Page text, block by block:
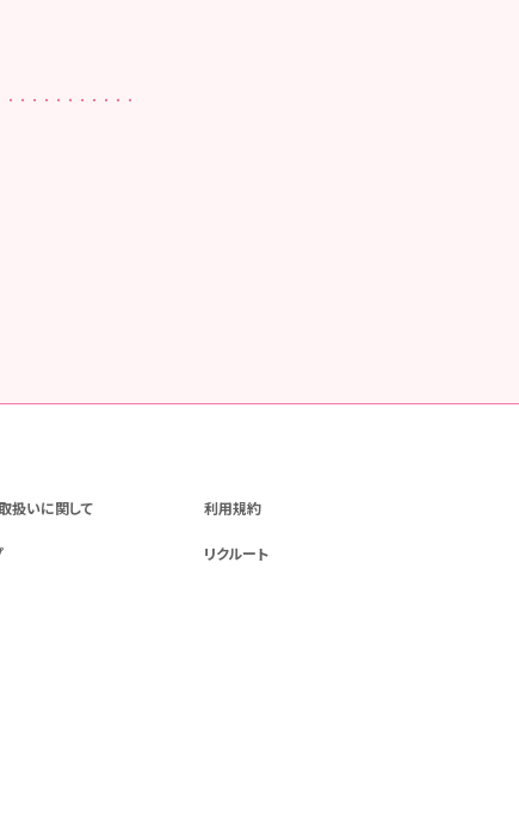
扱いに関して 利用規約
リクルート